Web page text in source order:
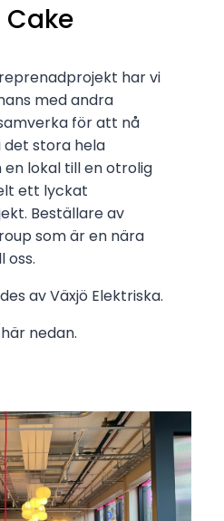
Cake
har vi
med andra
för att nå
det stora hela
lokal till en otrolig
ett lyckat
Beställare av
som är en nära
oss.
av Växjö Elektriska.
nedan.